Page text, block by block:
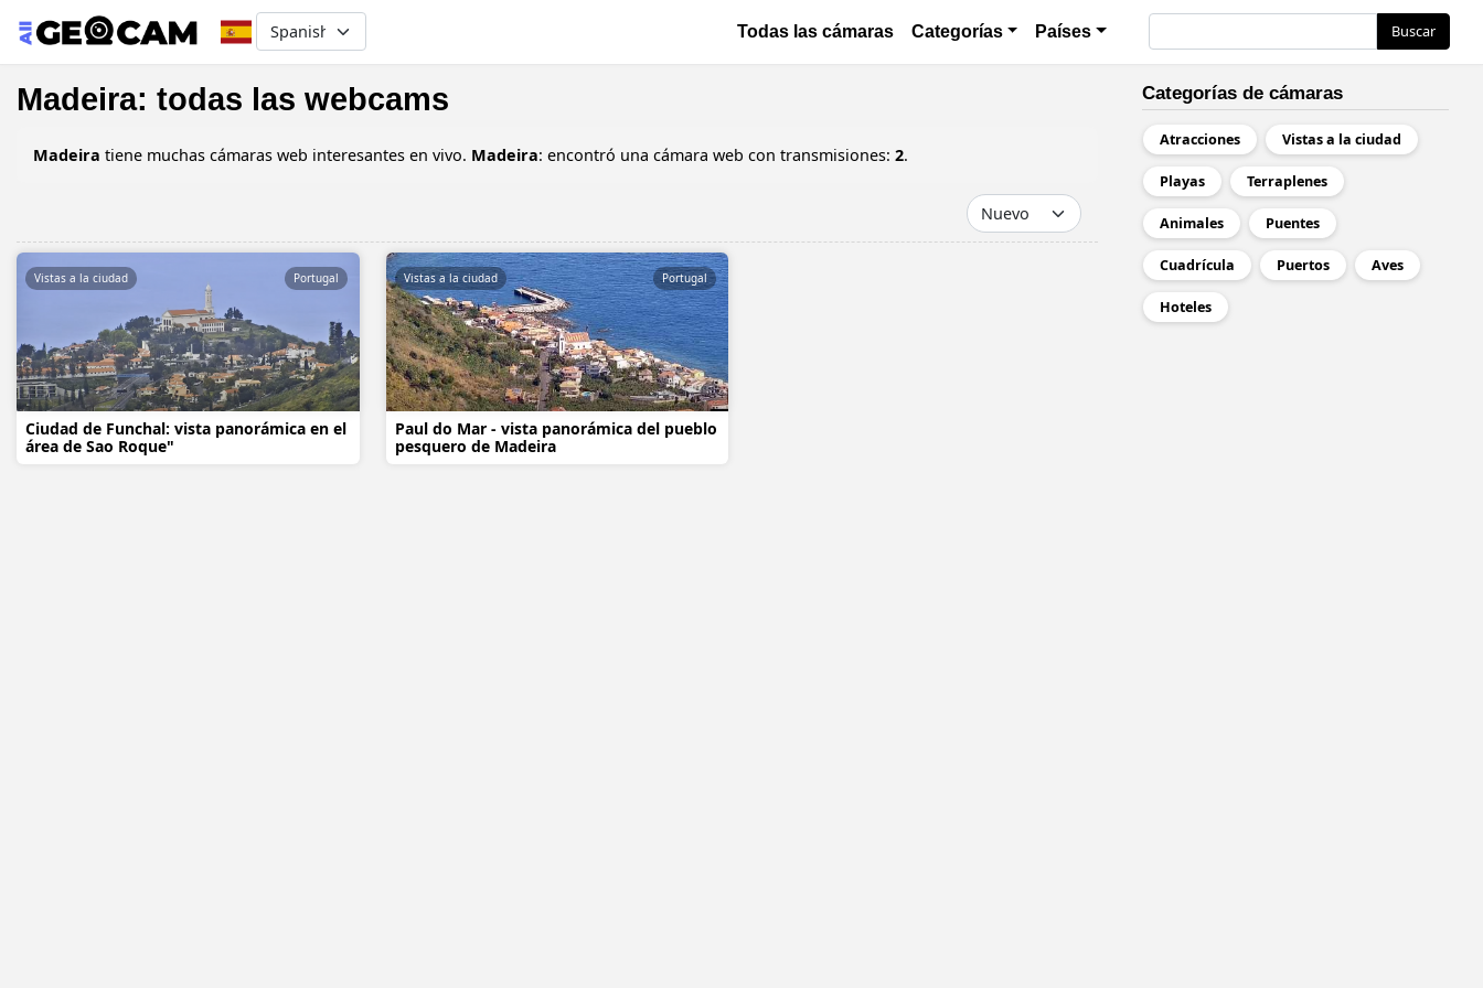
Select your language Основная навигация
Todas las cámaras Categorías Países Buscar
Madeira: todas las webcams
Madeira tiene muchas cámaras web interesantes en vivo. Madeira: encontró una cámara web con transmisiones: 2.
Ciudad de Funchal: vista panorámica en el
área de Sao Roque"
Vistas a la ciudad Portugal
Paul do Mar - vista panorámica del pueblo
pesquero de Madeira
Vistas a la ciudad Portugal
Categorías de cámaras
Atracciones Vistas a la ciudad
Playas Terraplenes
Animales Puentes
Cuadrícula Puertos Aves
Hoteles